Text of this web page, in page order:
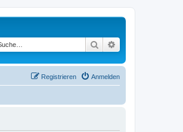
Suche
Anmelden
Registrieren